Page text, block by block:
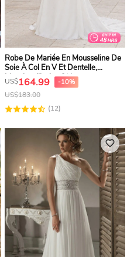
Robe De Mariée En Mousseline De
Soie À Col En V Et Dentelle,
Manches Illusion 3/4
US$164.99 -10%
US$183.00
(12)